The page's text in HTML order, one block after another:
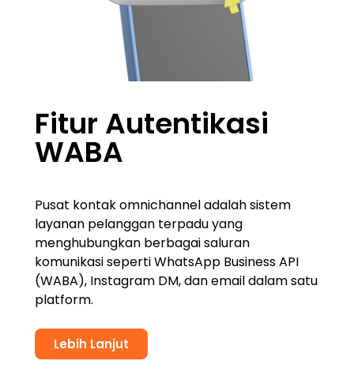
Fitur Autentikasi
WABA
Pusat kontak omnichannel adalah sistem
layanan pelanggan terpadu yang
menghubungkan berbagai saluran
komunikasi seperti WhatsApp Business API
(WABA), Instagram DM, dan email dalam satu
platform.
Lebih Lanjut